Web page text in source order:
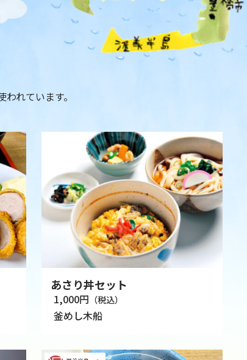
れています。
あさり丼セット
1,000円 （税込）
釜めし木船